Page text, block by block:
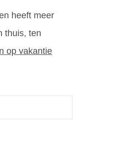
heeft meer
thuis, ten
op vakantie